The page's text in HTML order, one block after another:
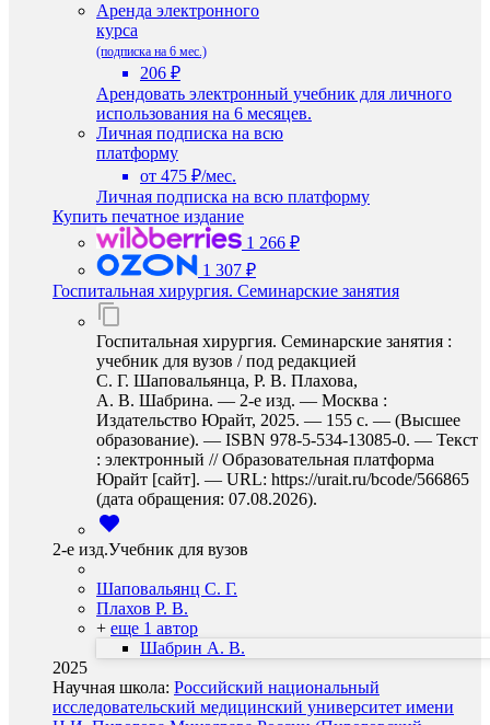
Аренда электронного
курса
(подписка на 6 мес.)
206 ₽
Арендовать электронный учебник для личного
использования на 6 месяцев.
Личная подписка на всю
платформу
от 475 ₽/мес.
Личная подписка на всю платформу
Купить печатное издание
1 266 ₽
1 307 ₽
Госпитальная хирургия. Семинарские занятия
Госпитальная хирургия. Семинарские занятия :
учебник для вузов / под редакцией
С. Г. Шаповальянца, Р. В. Плахова,
А. В. Шабрина. — 2-е изд. — Москва :
Издательство Юрайт, 2025. — 155 с. — (Высшее
образование). — ISBN 978-5-534-13085-0. — Текст
: электронный // Образовательная платформа
Юрайт [сайт]. — URL: https://urait.ru/bcode/566865
(дата обращения: 07.08.2026).
2-е изд.Учебник для вузов
Шаповальянц С. Г.
Плахов Р. В.
+ еще 1 автор
Шабрин А. В.
2025
Научная школа: Российский национальный
исследовательский медицинский университет имени